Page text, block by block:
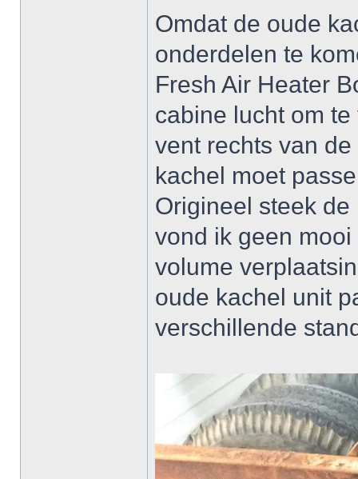
Omdat de oude
onderdelen te
Fresh Air Heater
cabine lucht om
vent rechts van
kachel moet
Origineel steek
vond ik geen
volume
oude kachel unit
verschillende